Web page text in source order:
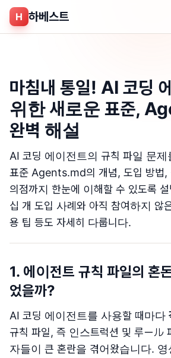
H 하베스트
마침내 통일! AI 코딩
위한 새로운 표준,
완벽 해설
AI 코딩 에이전트의 규칙 파일 문제
표준 Agents.md의 개념, 도입 방법,
의점까지 한눈에 이해할 수 있도록
십 개 도입 사례와 아직 참여하지 않
용 팁 등도 자세히 다룹니다.
1. 에이전트 규칙 파일의 혼
었을까?
AI 코딩 에이전트를 사용할 때마다
규칙 파일, 즉 인스트럭션 및 루ー
자들이 큰 혼란을 겪어왔습니다.